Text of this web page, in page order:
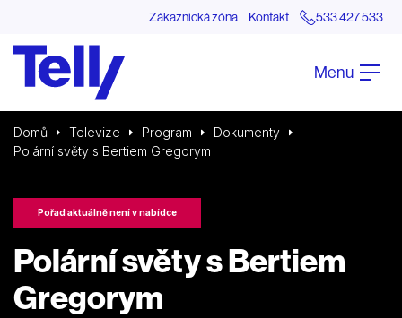
Zákaznická zóna Kontakt 533 427 533
Menu
Domů Televize Program
Dokumenty
Polární světy s Bertiem Gregorym
Pořad aktuálně není v nabídce
Polární světy s Bertiem
Gregorym